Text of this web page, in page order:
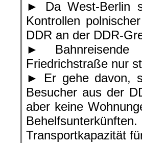
► Da West-Berlin
Kontrollen
DDR an der DDR-
►
Friedrichstraße nur
► Er gehe davon,
Besucher aus der
aber keine
Transportkapazität